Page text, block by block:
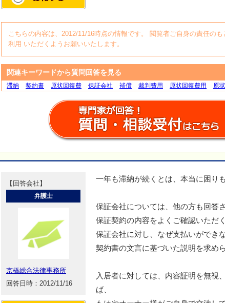
こちらの内容は、2012/11/16時点の情報です。 閲覧者ご自身の責任の
利用 いただくようお願いいたします。
関連キーワードから質問回答を見る
滞納 契約書 原状回復費 保証会社 補償 裁判費用 原状回復費用 原
【回答会社】
弁護士
京橋総合法律事務所
回答日時：2012/11/16
一年も滞納が続くとは、本当に困り
保証会社については、他の方も回答
保証契約の内容をよくご確認いただ
保証会社に対し、なぜ支払いができな
契約書の文言に基づいた説明を求め
入居者に対しては、内容証明を無視
ば、